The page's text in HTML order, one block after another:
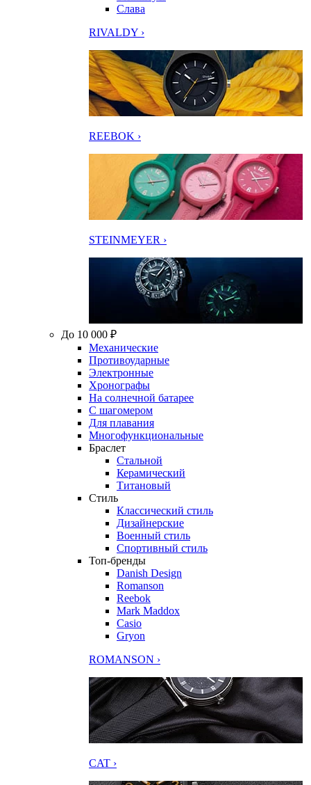
Слава
RIVALDY ›
REEBOK ›
STEINMEYER ›
До 10 000 ₽
Механические
Противоударные
Электронные
Хронографы
На солнечной батарее
С шагомером
Для плавания
Многофункциональные
Браслет
Стальной
Керамический
Титановый
Стиль
Классический стиль
Дизайнерские
Военный стиль
Спортивный стиль
Топ-бренды
Danish Design
Romanson
Reebok
Mark Maddox
Casio
Gryon
ROMANSON ›
CAT ›